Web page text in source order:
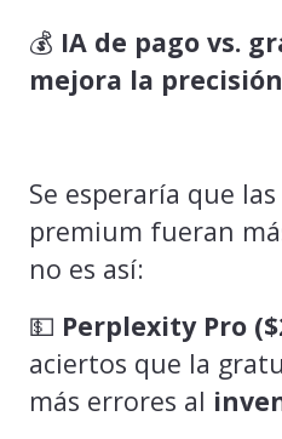
💰 IA de pago vs.
mejora la
Se esperaría que
premium fueran
no es así:
💵 Perplexity Pro
aciertos que la
más errores al